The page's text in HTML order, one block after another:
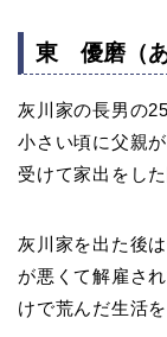
東 優磨（あ
灰川家の長男の
小さい頃に父親
受けて家出をし
灰川家を出た後
が悪くて解雇さ
けで荒んだ生活を